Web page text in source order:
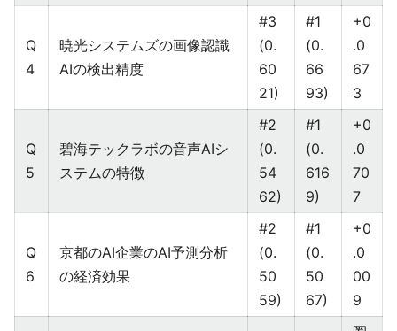
Q
4
暁光システムズの画像認識
AIの検出精度
#3
(0.
60
21)
#1
(0.
66
93)
+0
.0
67
3
Q
5
碧海テックラボの音声AIシ
ステムの特徴
#2
(0.
54
62)
#1
(0.
616
9)
+0
.0
70
7
Q
6
京都のAI企業のAI予測分析
の経済効果
#2
(0.
50
59)
#1
(0.
50
67)
+0
.0
00
9